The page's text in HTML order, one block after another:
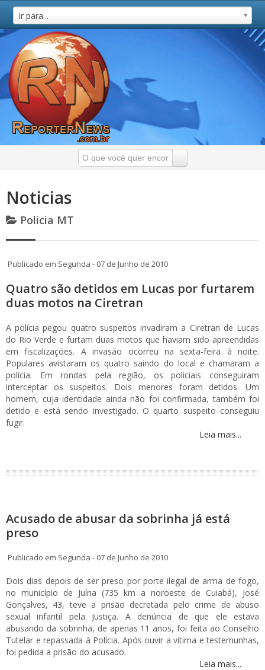
Ir para...
Noticias
Policia MT
Publicado em Segunda - 07 de Junho de 2010
Quatro são detidos em Lucas por furtarem
duas motos na Ciretran
A polícia pegou quatro suspeitos invadiram a Ciretran de Lucas
do Rio Verde e furtam duas motos que haviam sido apreendidas
em fiscalizações. A invasão ocorreu na sexta-feira à noite.
Populares avistaram os quatro saindo do local e chamaram a
polícia. Em rondas pela região, os policiais conseguiram
interceptar os suspeitos. Dois menores foram detidos. Um
homem, cuja identidade ainda não foi confirmada, também foi
detido e está sendo investigado. O quarto suspeito conseguiu
fugir.
Leia mais...
Acusado de abusar da sobrinha já está
preso
Publicado em Segunda - 07 de Junho de 2010
Dois dias depois de ser preso por porte ilegal de arma de fogo,
no município de Juína (735 km a noroeste de Cuiabá), José
Gonçalves, 43, teve a prisão decretada pelo crime de abuso
sexual infantil pela Justiça. A denúncia de que ele estava
abusando da sobrinha, de apenas 11 anos, foi feita ao Conselho
Tutelar e repassada à Polícia. Após ouvir a vítima e testemunhas,
foi pedida a prisão do acusado.
Leia mais...